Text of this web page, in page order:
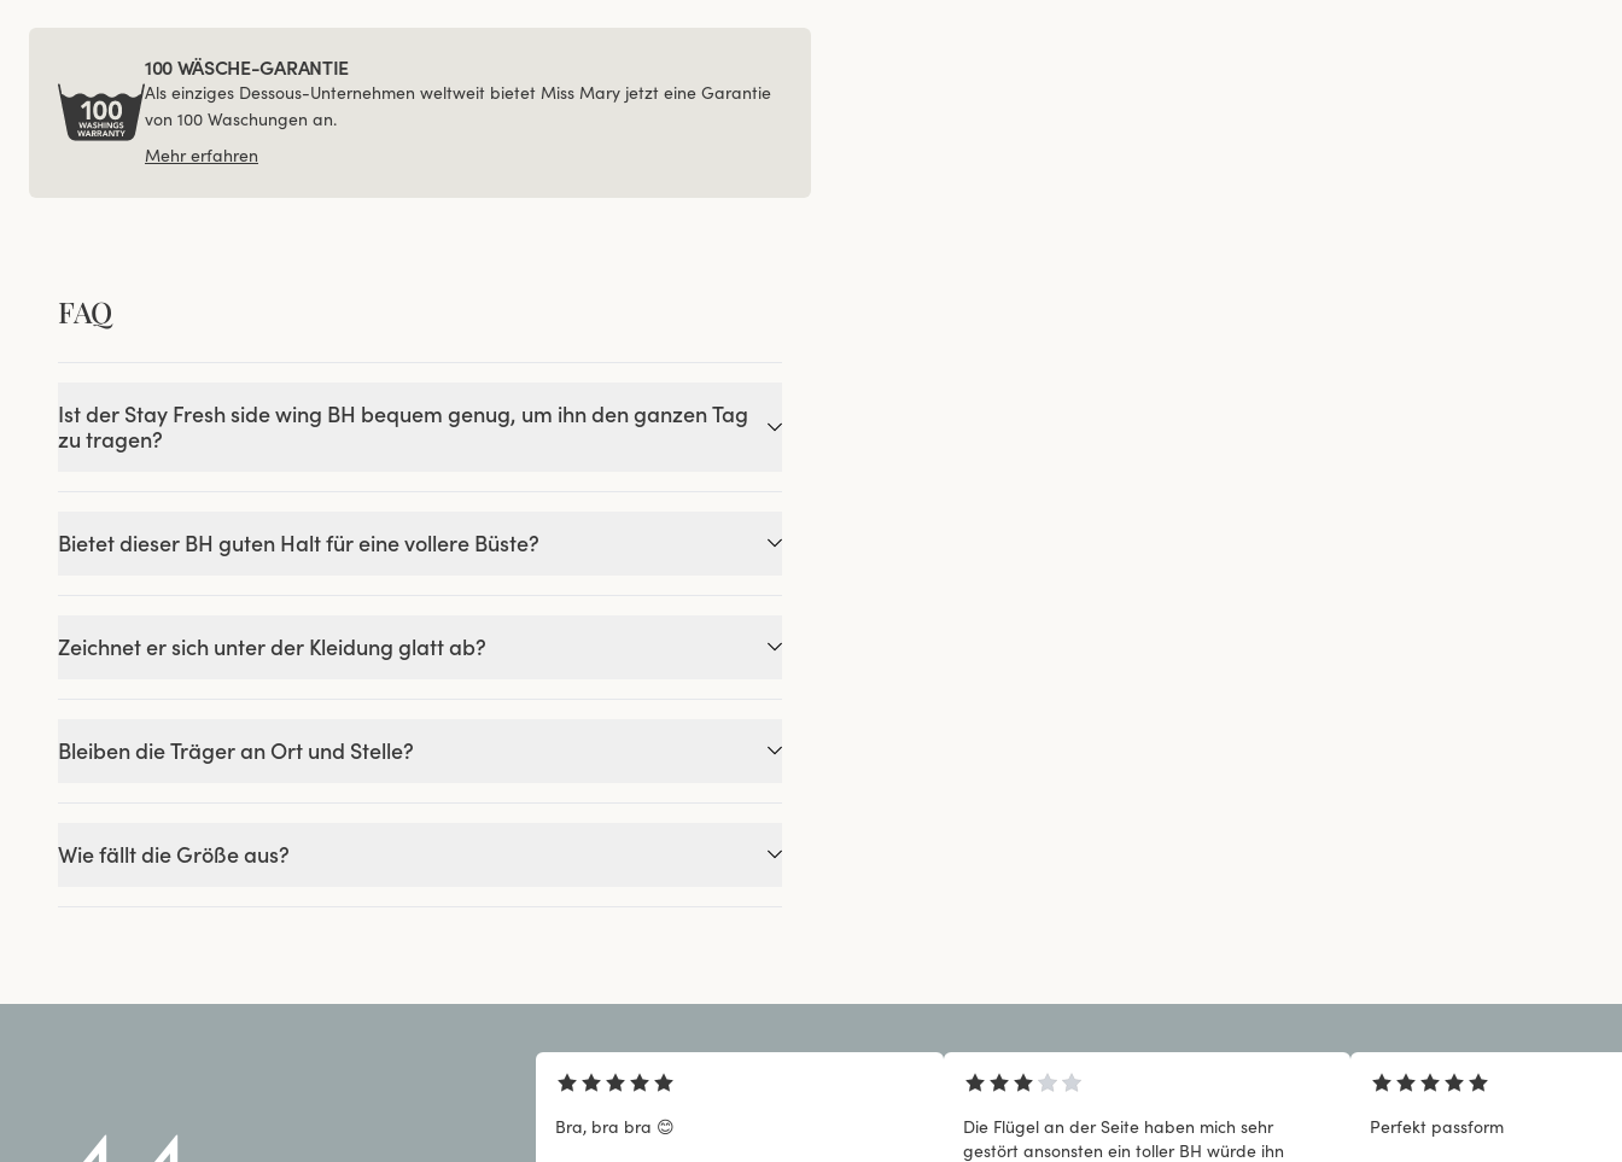
100 WÄSCHE-GARANTIE
Als einziges Dessous-Unternehmen weltweit bietet Miss Mary jetzt eine Garantie
von 100 Waschungen an.
Mehr erfahren
FAQ
Ist der Stay Fresh side wing BH bequem genug, um ihn den ganzen Tag
zu tragen?
Bietet dieser BH guten Halt für eine vollere Büste?
Zeichnet er sich unter der Kleidung glatt ab?
Bleiben die Träger an Ort und Stelle?
Wie fällt die Größe aus?
Bra, bra bra 😊
Die Flügel an der Seite haben mich sehr
gestört ansonsten ein toller BH würde ihn
Perfekt passform